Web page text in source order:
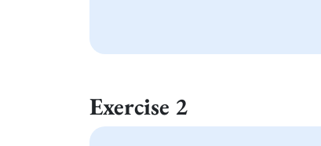
Exercise 2